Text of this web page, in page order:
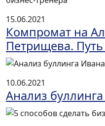
15.06.2021
Компромат на
Петрищева.
10.06.2021
Анализ